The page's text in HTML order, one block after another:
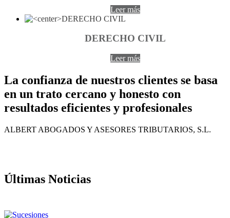
Leer más
DERECHO CIVIL
Leer más
La confianza de nuestros clientes se basa
en un trato cercano y honesto con
resultados eficientes y profesionales
ALBERT ABOGADOS Y ASESORES TRIBUTARIOS, S.L.
Últimas Noticias